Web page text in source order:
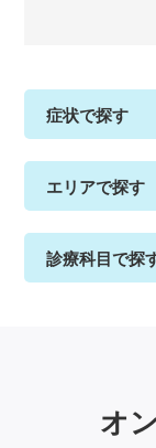
症状で探す
エリアで探す
診療科目で探
オ